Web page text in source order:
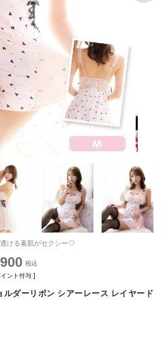
ける素肌がセクシー♡
ント付与 ]
ダーリボン シアーレース レイヤード